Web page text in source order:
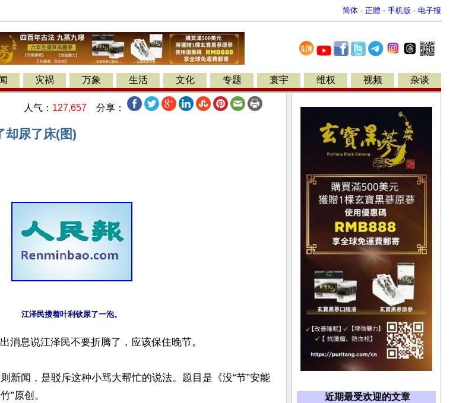
简体 - 正體 - 手机版 - 电子报
灾祸 万象 生活 文化 专题 寰宇 维权 视频 杂谈
人气： 127,657 分享：
却尿了床(图)
江泽民搂着叶利钦尿了一泡。
消息说江泽民不要折腾了，应该保住晚节。
新闻，是驳斥这种小骂大帮忙的说法。题目是《没“节”安能
”原创。
近期最受欢迎的文章